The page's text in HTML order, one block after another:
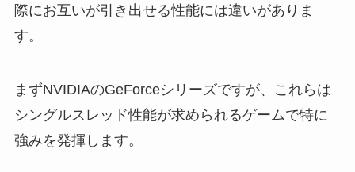
際にお互いが引き出せる性能には違いがありま
す。
まずNVIDIAのGeForceシリーズですが、これらは
シングルスレッド性能が求められるゲームで特に
強みを発揮します。